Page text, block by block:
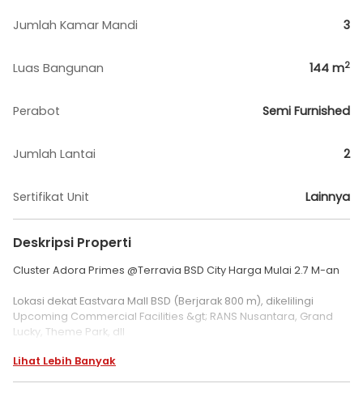
Jumlah Kamar Mandi 3
Luas Bangunan 144 m2
Perabot Semi Furnished
Jumlah Lantai 2
Sertifikat Unit Lainnya
Deskripsi Properti
Cluster Adora Primes @Terravia BSD City Harga Mulai 2.7 M-an
Lokasi dekat Eastvara Mall BSD (Berjarak 800 m), dikelilingi
Upcoming Commercial Facilities &gt; RANS Nusantara, Grand
Lucky, Theme Park, dll
- Tipe Rumah 3 Lantai
Lihat Lebih Banyak